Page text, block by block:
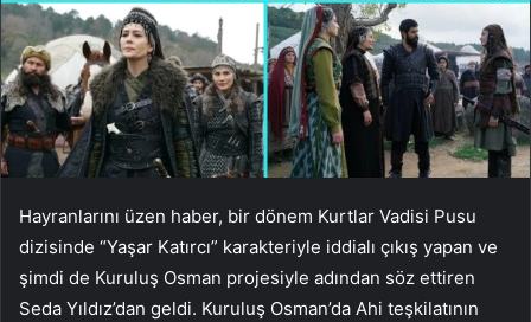
Hayranlarını üzen haber, bir dönem Kurtlar Vadisi Pusu
dizisinde “Yaşar Katırcı” karakteriyle iddialı çıkış yapan ve
şimdi de Kuruluş Osman projesiyle adından söz ettiren
Seda Yıldız’dan geldi. Kuruluş Osman’da Ahi teşkilatının